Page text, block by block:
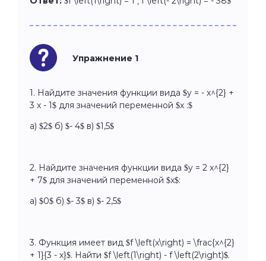
Упражнение 1
1. Найдите значения функции вида $y = - x^{2} +
3 x - 1$ для значений переменной $x :$
а) $2$ б) $- 4$ в) $1,5$
2. Найдите значения функции вида $y = 2 x^{2}
+ 7$ для значений переменной $x$:
а) $0$ б) $- 3$ в) $- 2,5$
3. Функция имеет вид $f \left(x\right) = \frac{x^{2}
+ 1}{3 - x}$. Найти $f \left(1\right) - f \left(2\right)$.